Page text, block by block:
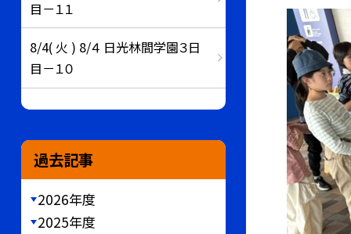
目－１１
8/4( 火 ) 8/４ 日光林間学園３日
目－１０
過去記事
2026年度
2025年度